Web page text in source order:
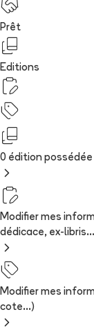
Prêt
Editions
0 édition
Modifier mes
dédicace, ex-
Modifier mes
cote...)